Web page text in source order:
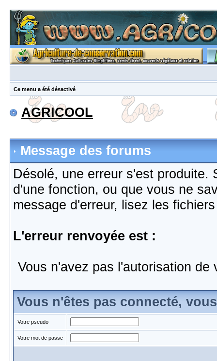
Ce menu a été désactivé
AGRICOOL
Message des forums
Désolé, une erreur s'est produite.
d'une fonction, ou que vous ne
message d'erreur, lisez les
L'erreur renvoyée est :
Vous n'avez pas l'autorisation de
Vous n'êtes pas connecté,
Votre pseudo
Votre mot de passe